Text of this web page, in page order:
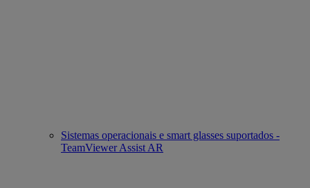
Sistemas operacionais e smart glasses suportados -
TeamViewer Assist AR